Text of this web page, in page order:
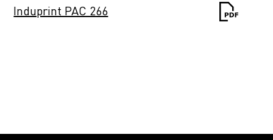
Induprint PAC 266